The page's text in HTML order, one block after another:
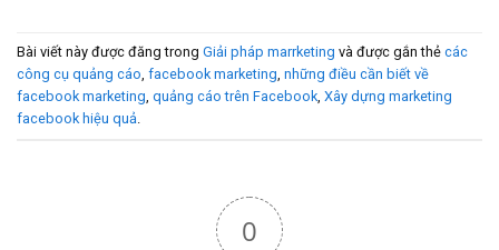
Bài viết này được đăng trong Giải pháp marrketing và được gắn thẻ các
công cụ quảng cáo facebook marketing những điều cần biết về
facebook marketing quảng cáo trên Facebook Xây dựng marketing
facebook hiệu quả
0